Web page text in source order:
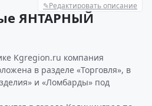
✎Редактировать описание
ЯНТАРНЫЙ
Kgregion.ru компания
в разделе «Торговля», в
и «Ломбарды» под